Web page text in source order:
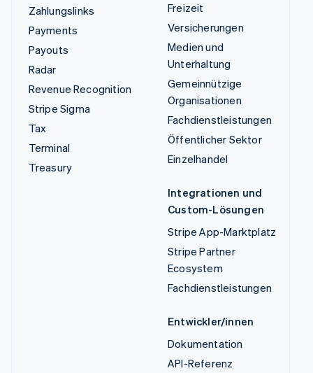
Zahlungslinks
Payments
Payouts
Radar
Revenue Recognition
Stripe Sigma
Tax
Terminal
Treasury
Freizeit
Versicherungen
Medien und
Unterhaltung
Gemeinnützige
Organisationen
Fachdienstleistungen
Öffentlicher Sektor
Einzelhandel
Integrationen und
Custom-Lösungen
Stripe App-Marktplatz
Stripe Partner
Ecosystem
Fachdienstleistungen
Entwickler/innen
Dokumentation
API-Referenz